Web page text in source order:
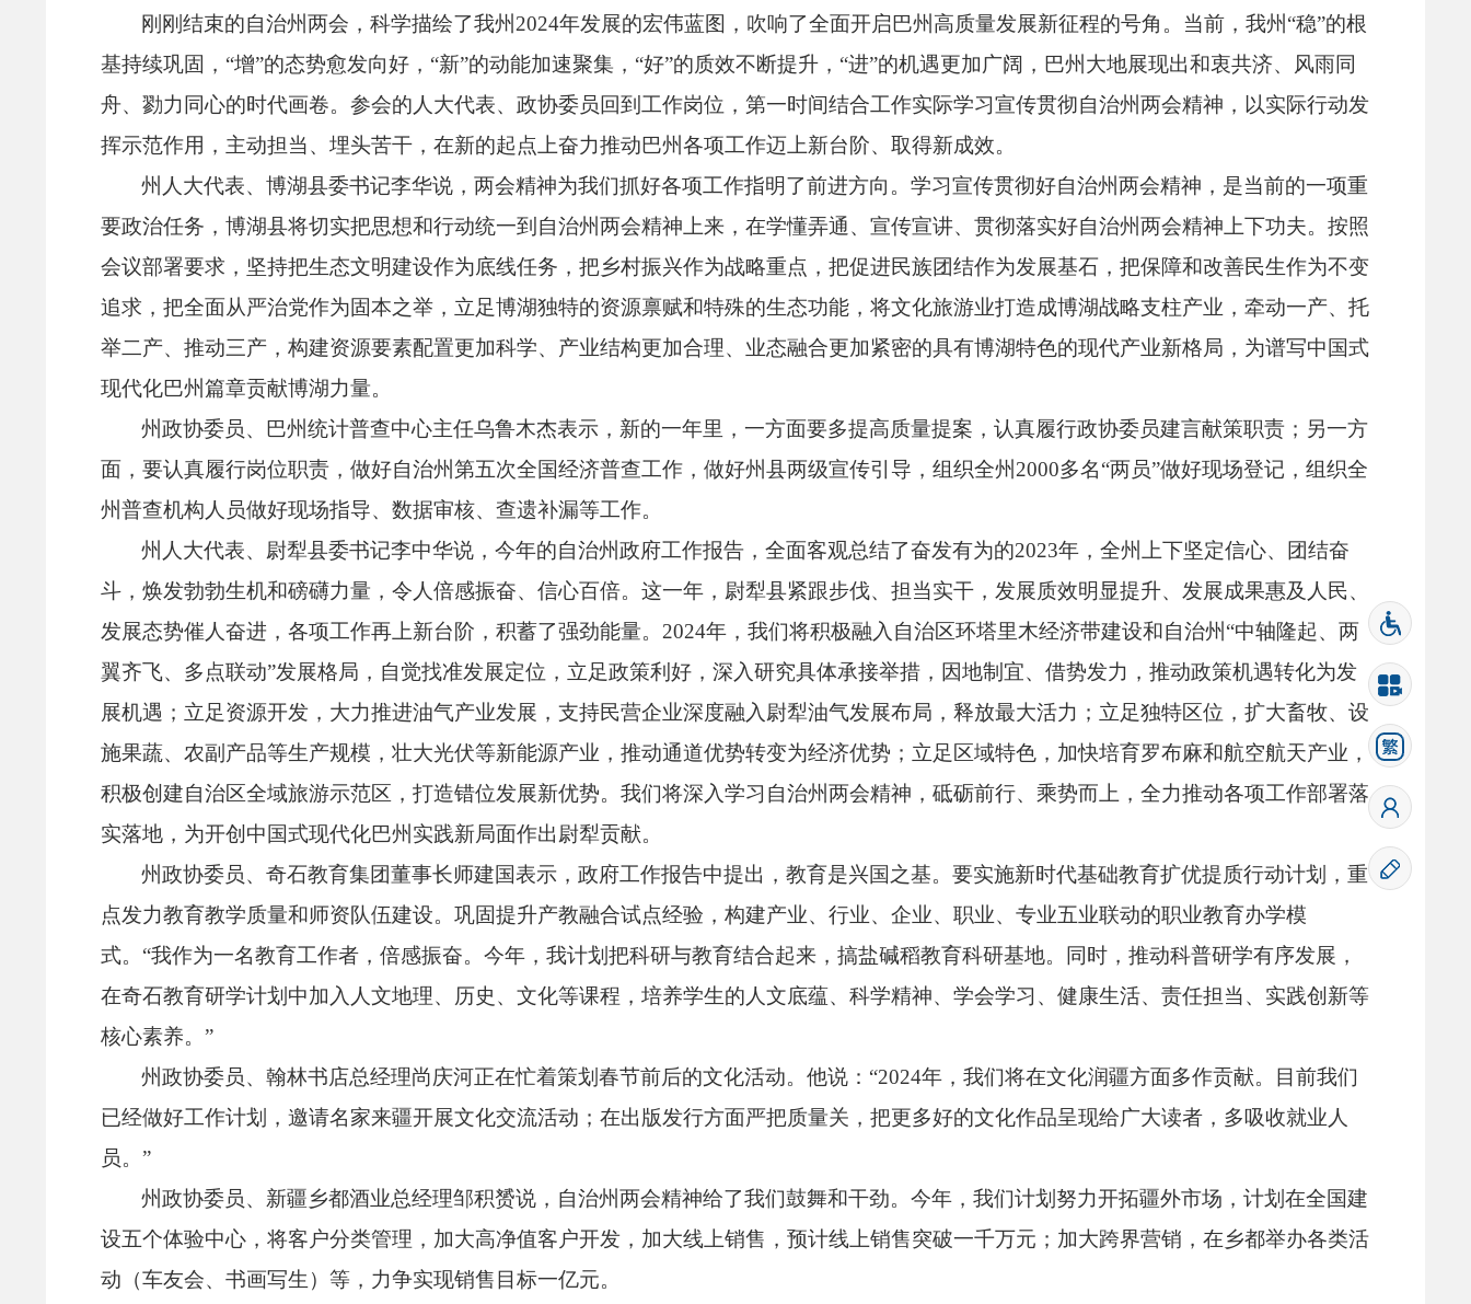
刚刚结束的自治州两会，科学描绘了我州2024年发展的宏伟蓝图， 吹响了全面开启巴州高质量发展新征程的号角。 当前，我州“稳”的根
基持续巩固， “增”的态势愈发向好， “新”的动能加速聚集， “好”的质效不断提升， “进”的机遇更加广阔， 巴州大地展现出和衷共济、 风雨同
舟、 勠力同心的时代画卷。 参会的人大代表、 政协委员回到工作岗位， 第一时间结合工作实际学习宣传贯彻自治州两会精神， 以实际行动发
挥示范作用， 主动担当、 埋头苦干， 在新的起点上奋力推动巴州各项工作迈上新台阶、 取得新成效。
州人大代表、博湖县委书记李华说，两会精神为我们抓好各项工作指明了前进方向。学习宣传贯彻好自治州两会精神， 是当前的一项重
要政治任务， 博湖县将切实把思想和行动统一到自治州两会精神上来， 在学懂弄通、 宣传宣讲、 贯彻落实好自治州两会精神上下功夫。 按照
会议部署要求， 坚持把生态文明建设作为底线任务， 把乡村振兴作为战略重点， 把促进民族团结作为发展基石， 把保障和改善民生作为不变
追求， 把全面从严治党作为固本之举， 立足博湖独特的资源禀赋和特殊的生态功能， 将文化旅游业打造成博湖战略支柱产业， 牵动一产、 托
举二产、 推动三产， 构建资源要素配置更加科学、 产业结构更加合理、 业态融合更加紧密的具有博湖特色的现代产业新格局， 为谱写中国式
现代化巴州篇章贡献博湖力量。
州政协委员、 巴州统计普查中心主任乌鲁木杰表示， 新的一年里，一方面要多提高质量提案，认真履行政协委员建言献策职责； 另一方
面， 要认真履行岗位职责， 做好自治州第五次全国经济普查工作， 做好州县两级宣传引导， 组织全州2000多名“两员”做好现场登记， 组织全
州普查机构人员做好现场指导、 数据审核、 查遗补漏等工作。
州人大代表、 尉犁县委书记李中华说，今年的自治州政府工作报告，全面客观总结了奋发有为的2023年，全州上下坚定信心、 团结奋
斗， 焕发勃勃生机和磅礴力量， 令人倍感振奋、 信心百倍。 这一年， 尉犁县紧跟步伐、 担当实干， 发展质效明显提升、 发展成果惠及人民、
发展态势催人奋进， 各项工作再上新台阶， 积蓄了强劲能量。 2024年， 我们将积极融入自治区环塔里木经济带建设和自治州“中轴隆起、 两
翼齐飞、 多点联动”发展格局， 自觉找准发展定位， 立足政策利好， 深入研究具体承接举措， 因地制宜、 借势发力， 推动政策机遇转化为发
展机遇； 立足资源开发， 大力推进油气产业发展， 支持民营企业深度融入尉犁油气发展布局， 释放最大活力； 立足独特区位， 扩大畜牧、 设
施果蔬、 农副产品等生产规模， 壮大光伏等新能源产业， 推动通道优势转变为经济优势； 立足区域特色， 加快培育罗布麻和航空航天产业，
积极创建自治区全域旅游示范区， 打造错位发展新优势。 我们将深入学习自治州两会精神， 砥砺前行、 乘势而上， 全力推动各项工作部署落
实落地， 为开创中国式现代化巴州实践新局面作出尉犁贡献。
州政协委员、奇石教育集团董事长师建国表示，政府工作报告中提出，教育是兴国之基。要实施新时代基础教育扩优提质行动计划，重
点发力教育教学质量和师资队伍建设。 巩固提升产教融合试点经验， 构建产业、 行业、 企业、 职业、 专业五业联动的职业教育办学模
式。 “我作为一名教育工作者， 倍感振奋。 今年， 我计划把科研与教育结合起来， 搞盐碱稻教育科研基地。 同时， 推动科普研学有序发展，
在奇石教育研学计划中加入人文地理、 历史、 文化等课程， 培养学生的人文底蕴、 科学精神、 学会学习、 健康生活、 责任担当、 实践创新等
核心素养。 ”
州政协委员、翰林书店总经理尚庆河正在忙着策划春节前后的文化活动。他说：“2024年，我们将在文化润疆方面多作贡献。 目前我们
已经做好工作计划， 邀请名家来疆开展文化交流活动； 在出版发行方面严把质量关， 把更多好的文化作品呈现给广大读者， 多吸收就业人
员。 ”
州政协委员、 新疆乡都酒业总经理邹积赟说， 自治州两会精神给了我们鼓舞和干劲。今年，我们计划努力开拓疆外市场，计划在全国建
设五个体验中心， 将客户分类管理， 加大高净值客户开发， 加大线上销售， 预计线上销售突破一千万元； 加大跨界营销， 在乡都举办各类活
动（车友会、 书画写生）等， 力争实现销售目标一亿元。